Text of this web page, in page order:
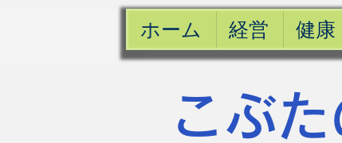
ホーム 経営 健康
こぶ